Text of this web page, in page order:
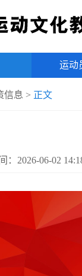
运动
信息 > 正文
：2026-06-02